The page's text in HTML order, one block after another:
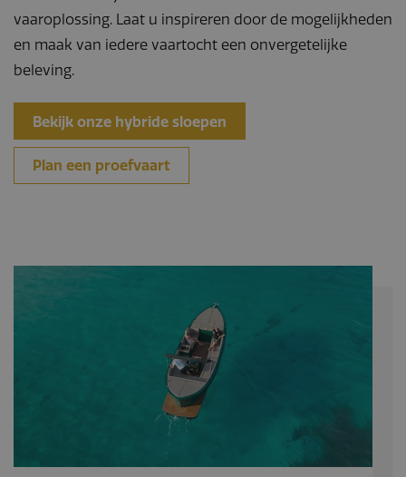
vaaroplossing. Laat u inspireren door de mogelijkheden
en maak van iedere vaartocht een onvergetelijke
beleving.
Bekijk onze hybride sloepen
Plan een proefvaart